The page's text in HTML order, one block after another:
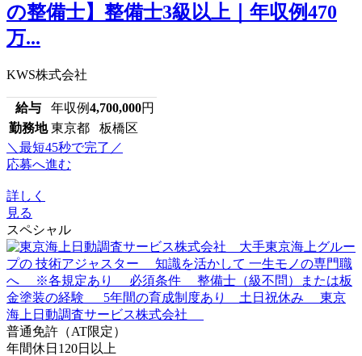
の整備士】整備士3級以上｜年収例470
万...
KWS株式会社
給与 年収例4,700,000円
勤務地 東京都 板橋区
＼最短45秒で完了／
応募へ進む
詳しく
見る
スペシャル
普通免許（AT限定）
年間休日120日以上